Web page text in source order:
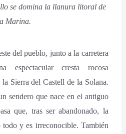
se domina la llanura litoral de
Marina.
del pueblo, junto a la carretera
espectacular cresta rocosa
Sierra del Castell de la Solana.
sendero que nace en el antiguo
que, tras ser abandonado, la
y es irreconocible. También